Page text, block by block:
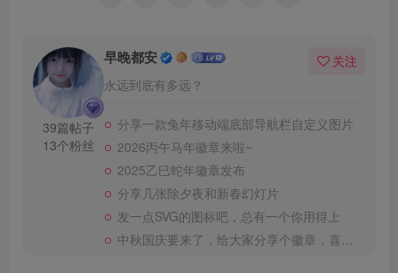
39篇帖子
13个粉丝
早晚都安
永远到底有多远？
关注
分享一款兔年移动端底部导航栏自定义图片
2026丙午马年徽章来啦~
2025乙巳蛇年徽章发布
分享几张除夕夜和新春幻灯片
发一点SVG的图标吧，总有一个你用得上
中秋国庆要来了，给大家分享个徽章，喜欢的自取。